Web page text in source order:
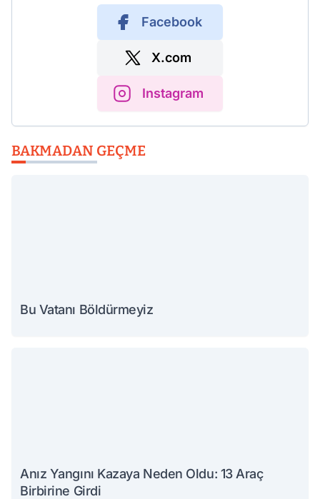
Facebook
X.com
Instagram
BAKMADAN GEÇME
Bu Vatanı Böldürmeyiz
Anız Yangını Kazaya Neden Oldu: 13 Araç
Birbirine Girdi